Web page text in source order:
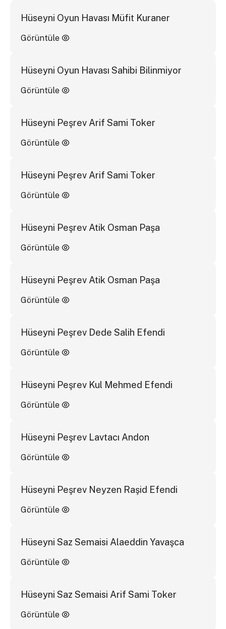
Hüseyni Oyun Havası Müfit Kuraner
Görüntüle
Hüseyni Oyun Havası Sahibi Bilinmiyor
Görüntüle
Hüseyni Peşrev Arif Sami Toker
Görüntüle
Hüseyni Peşrev Arif Sami Toker
Görüntüle
Hüseyni Peşrev Atik Osman Paşa
Görüntüle
Hüseyni Peşrev Atik Osman Paşa
Görüntüle
Hüseyni Peşrev Dede Salih Efendi
Görüntüle
Hüseyni Peşrev Kul Mehmed Efendi
Görüntüle
Hüseyni Peşrev Lavtacı Andon
Görüntüle
Hüseyni Peşrev Neyzen Raşid Efendi
Görüntüle
Hüseyni Saz Semaisi Alaeddin Yavaşca
Görüntüle
Hüseyni Saz Semaisi Arif Sami Toker
Görüntüle